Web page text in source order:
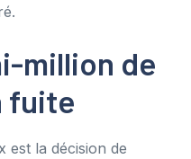
million de
fuite
est la décision de